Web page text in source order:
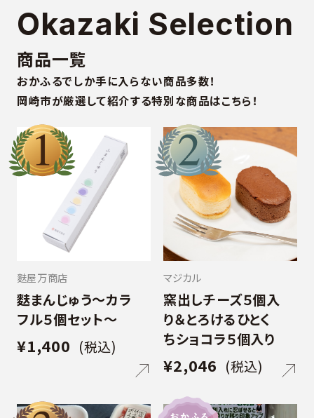
考ください！ （記事の一番下から、ご紹介した
商品の購入ページへ進むことができます）
1782年創業の老舗菓子屋 備前屋さんと
2020年創業のR COFFEE STANDが、「おか
ふる」でコラボ商品を発売！ R COFFEEのド
リップバックでほっと一息しながら、備前屋
の手風琴と二十七曲りせんべいでおいしい
休憩。 1つの箱の中に岡崎がぎゅっと詰め込
まれた、遠方の方に贈るのにもピッタリな商
品です。 ■価格3,800円(税込) + 送料[80サ
イズ]高タンパク低カロリーな生麩と、生麩で
作られたお饅頭のセット。健康志向の方への
プレゼントにいかがでしょうか。 箱には「あり
がとう」の文字。日頃の感謝を込めて。 ■価
格3,000円(税込) + 送料[80サイズ(クール)]
層の特別感が生まれます。 どうする家康カ
ラーでもある紫色のバットは、パープルハー
トという木材を使用しております。 パープル
ハートは南部の熱帯地方に分布している木
で、なんとこの紫色、着色などをしていない
天然物なんです！ こちらの商品は岡崎製材
で行っている【HAZAI® project】のもの。 通
常であれば廃棄されてしまう「木の端材」を
無垢の雑貨として生まれ変わらせたSDGs製
品です。 端材と聞くと大丈夫なの？と心配に
なるお客さまもいらっしゃるかもしれません。
しかし端材といえど、素材の品質や、磨きや
塗装の工程は高級家具と同じですので、高い
紫色の木材を使ったバット、飾っておくだけ
でお部屋が一味違った雰囲気になりますよ！
オイル塗装ver.もあります。（+1,100円） ■
価格 13,200円(税込) + 送料[80サイズ]日本
に自生するスズラン科の多年草。 万年青と
書いてオモトと読みます。 一年を通して豊か
で美しい緑色を保つことから、古来より縁起
タークッキーなんてまさに岡崎らしさ満載。
ふぃ〜に味わってほしい。 せっかくなので、こ
の商品の良さを皆様にもお伝えするべく、取
材しに行くでござる！１号線沿いにある、かわ
いいお店に到着
入っています。 桃山は、中にこし餡、生地に
は白餡に卵黄を入れて焚いたものを 使用し
オーブンで焼いたお菓子です。 あんこ好きに
はたまらない焼き菓子です。 一度ご賞味くだ
さい。 □詳細情報 桃山 6個入 ■価格
2,100円(税込) + 送料[60サイズ]
崎竹千代ポーク100％のウインナー・フラン
クフルトのセットです。 □内容 肩ロース焼肉
用 400g カルビ焼肉用 400g スペアリ
ブ 200g ウインナー 1pc（140g)
フランクフルト 1pc（160g） ■価格 3,000
円(税込) + 送料[80サイズ(クール)]「ご自宅
でも洋食もりいの味を食べていただきた
い！」という思いのもと、お店の味に近づける
ため試作を繰り返し、理想の冷凍ハンバーグ
が完成しました。通常よりオープンの火入れ
を抑え、ふっくらした仕上がりで柔らかく、電
子レンジの温めでもジューシーにおいしくお
召し上がりいただけます。 さらにこだわりの
自家製白味噌ドレッシングもあわせてお届
けいたします！ □内容 冷凍ハンバーグ
150g(岡崎竹千代ポーク使用)：6個 洋食も
りいの白味噌ドレッシング220g：2本 お食事
券2000円分 ■価格 5,000円(税込) + 送料
[80サイズ(クール)]
Okazaki Selection
商品一覧
おかふるでしか手に入らない商品多数！
岡崎市が厳選して紹介する特別な商品はこちら！
麩屋万商店
麩まんじゅう〜カラ
フル５個セット〜
¥1,400 (税込)
マジカル
窯出しチーズ５個入
り＆とろけるひとく
ちショコラ５個入り
¥2,046 (税込)